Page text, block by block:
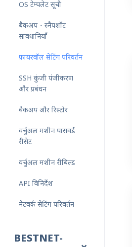
OS टेम्पलेट सूची
बैकअप・स्नैपशॉट
सावधानियाँ
फ़ायरवॉल सेटिंग परिवर्तन
SSH कुंजी पंजीकरण
और प्रबंधन
बैकअप और रिस्टोर
वर्चुअल मशीन पासवर्ड
रीसेट
वर्चुअल मशीन रीबिल्ड
API विनिर्देश
नेटवर्क सेटिंग परिवर्तन
BESTNET-